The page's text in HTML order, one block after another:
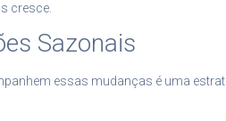
cresce.
Sazonais
essas mudanças é uma